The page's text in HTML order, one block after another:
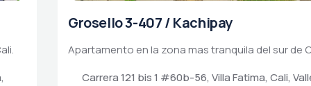
Manzano 7-507 / Kachipay
Apartamento en la zona mas tranquila del sur de Cali.
Hacienda Kachipay, Cra 121 #56-97, Villa Fatima,